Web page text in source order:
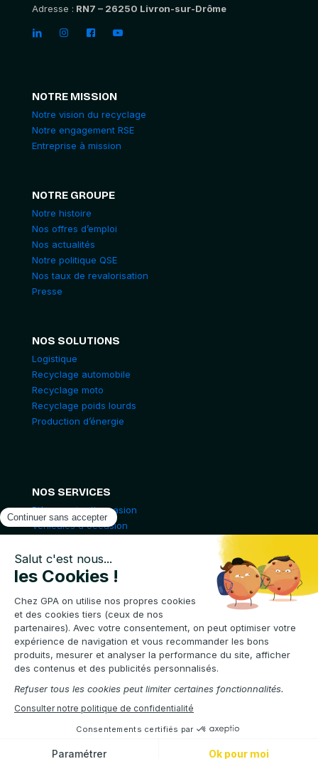
Adresse : RN7 – 26250 Livron-sur-Drôme
NOTRE MISSION
Notre vision du recyclage
Notre engagement RSE
Entreprise à mission
NOTRE GROUPE
Notre histoire
Nos offres d’emploi
Nos actualités
Notre politique QSE
Nos taux de revalorisation
Presse
NOS SOLUTIONS
Logistique
Recyclage automobile
Recyclage moto
Recyclage poids lourds
Production d’énergie
NOS SERVICES
Pièces auto d'occasion
Véhicules d'occasion
Casse Auto en Ligne
© 2024 GPA. Tous droits réservés.
POLITIQUE DE CONFIDENTIALITÉ